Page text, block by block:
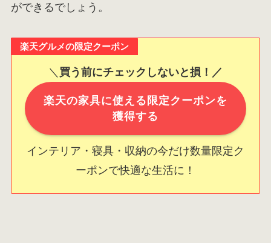
ができるでしょう。
楽天グルメの限定クーポン
＼ 買う前にチェックしないと損！／
楽天の家具に使える限定クーポンを
獲得する
インテリア・寝具・収納の今だけ数量限定ク
ーポンで快適な生活に！